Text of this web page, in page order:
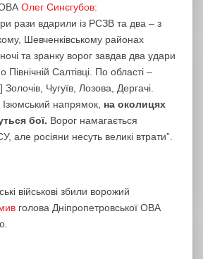
ОВА Олег Синєгубов:
рази вдарили із РСЗВ та два – з
Шевченківському районах
та зранку ворог завдав два удари
Північній Салтівці. По області –
Чугуїв, Лозова, Дергачі.
напрямок, на околицях
бої. Ворог намагається
але росіяни несуть великі втрати”.
військові збили ворожий
голова Дніпропетровської ОВА